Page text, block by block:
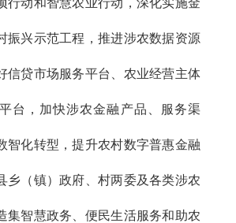
行动和智慧农业行动，深化实施金
振兴示范工程，推进涉农数据资源
信贷市场服务平台、农业经营主体
台，加快涉农金融产品、服务渠
智化转型，提升农村数字普惠金融
乡（镇）政府、村两委及各类涉农
集智慧政务、便民生活服务和助农